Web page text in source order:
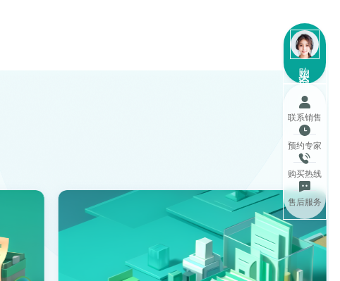
购买咨询
联系销售
预约专家
购买热线
售后服务